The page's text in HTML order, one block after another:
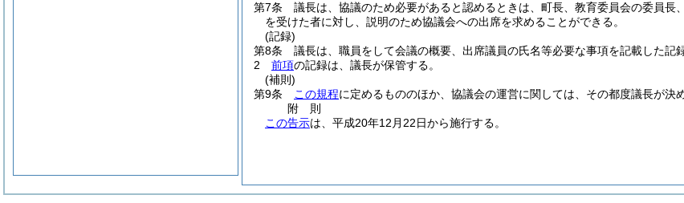
第7条
議長は、協議のため必要があると認めるときは、町長、教育委員会の委員
を受けた者に対し、説明のため協議会への出席を求めることができる。
(記録)
第8条
議長は、職員をして会議の概要、出席議員の氏名等必要な事項を記載した記
2
前項の記録は、議長が保管する。
(補則)
第9条
この規程に定めるもののほか、協議会の運営に関しては、その都度議長が決め
附 則
この告示は、平成20年12月22日から施行する。